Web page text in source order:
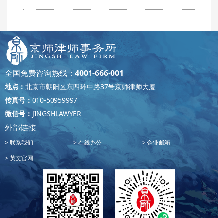
全国免费咨询热线： 4001-666-001
地点： 北京市朝阳区东四环中路37号京师律师大厦
传真号： 010-50959997
微信号： JINGSHLAWYER
外部链接
联系我们 在线办公
企业邮箱
英文官网